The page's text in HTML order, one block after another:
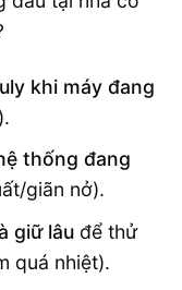
khi máy đang
thống đang
giãn nở).
giữ lâuđể thử
quá nhiệt).